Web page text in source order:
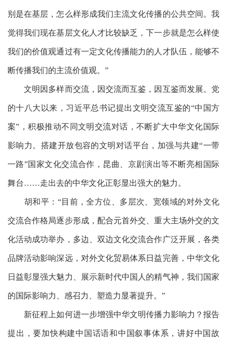
别是在基层，怎么样形成我们主流文化传播的公共空间。我
觉得我们现在基层文化人才比较缺乏，下一步就是怎么样使
我们的价值观通过有一定文化传播能力的人才队伍，能够不
断传播我们的主流价值观。”
文明因多样而交流，因交流而互鉴，因互鉴而发展。党
的十八大以来，习近平总书记提出文明交流互鉴的“中国方
案”，积极推动不同文明交流对话，不断扩大中华文化国际
影响力。搭建开放包容的文明对话平台，加强与共建“一带
一路”国家文化交流合作，昆曲、京剧演出等不断亮相国际
舞台……走出去的中华文化正彰显出强大的魅力。
胡和平： “目前，全方位、多层次、宽领域的对外文化
交流合作格局逐步形成，配合元首外交、重大主场外交的文
化活动成功举办，多边、双边文化交流合作广泛开展，各类
品牌活动影响深远，对外文化贸易体系日益完善，中华文化
日益彰显强大魅力、展示新时代中国人的精气神，我们国家
的国际影响力、感召力、塑造力显著提升。”
新征程上如何进一步增强中华文明传播力影响力？报告
提出，要加快构建中国话语和中国叙事体系，讲好中国故